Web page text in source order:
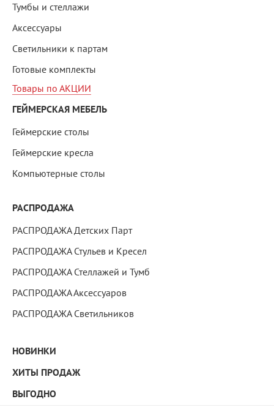
Тумбы и стеллажи
Аксессуары
Светильники к партам
Готовые комплекты
Товары по АКЦИИ
ГЕЙМЕРСКАЯ МЕБЕЛЬ
Геймерские столы
Геймерские кресла
Компьютерные столы
РАСПРОДАЖА
РАСПРОДАЖА Детских Парт
РАСПРОДАЖА Стульев и Кресел
РАСПРОДАЖА Стеллажей и Тумб
РАСПРОДАЖА Аксессуаров
РАСПРОДАЖА Светильников
НОВИНКИ
ХИТЫ ПРОДАЖ
ВЫГОДНО